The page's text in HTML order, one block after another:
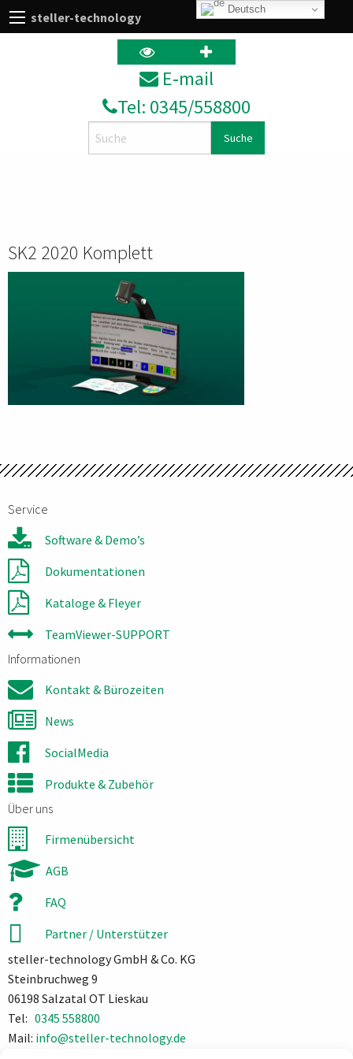
steller-technology
E‑mail
Tel: 0345/558800
SK2 2020 Komplett
Service
Software & Demo’s
Dokumentationen
Kataloge & Fleyer
TeamViewer-SUPPORT
Informationen
Kontakt & Bürozeiten
News
SocialMedia
Produkte & Zubehör
Über uns
Firmenübersicht
AGB
FAQ
Partner / Unterstützer
steller-technology GmbH & Co. KG
Steinbruchweg 9
06198 Salzatal OT Lieskau
Tel: 0345 558800
Mail: info@steller-technology.de
Deutsch